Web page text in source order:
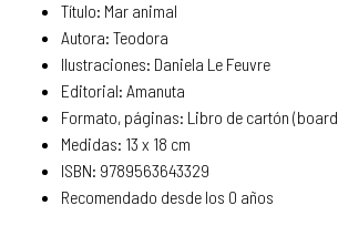
Título: Mar animal
Autora: Teodora
Ilustraciones: Daniela Le Feuvre
Editorial: Amanuta
Formato, páginas: Libro de cartón
Medidas: 13 x 18 cm
ISBN: 9789563643329
Recomendado desde los 0 años